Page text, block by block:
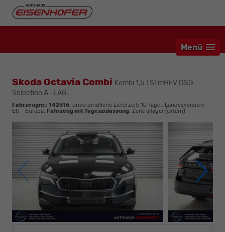
Menü
Skoda Octavia Combi Kombi 1,5 TSI mHEV DSG
Selection A -LAG.
Fahrzeugnr.: 142516, unverbindliche Lieferzeit: 10 Tage , Landesversion:
EU - Europa, Fahrzeug mit Tageszulassung, Zentrallager (extern)